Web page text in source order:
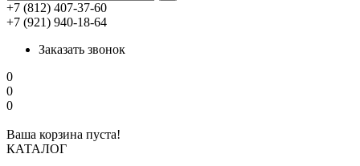
+7 (812) 407-37-60
+7 (921) 940-18-64
Заказать звонок
0
0
0
Ваша корзина пуста!
КАТАЛОГ